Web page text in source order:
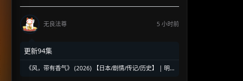
无良法尊 5 小时前
更新94集
《风，带有香气》 (2026) 【日本/剧情/传记/历史】 | 明